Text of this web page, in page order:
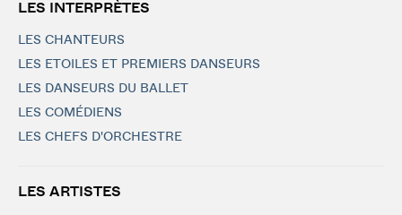
LES INTERPRÈTES
LES CHANTEURS
LES ETOILES ET PREMIERS DANSEURS
LES DANSEURS DU BALLET
LES COMÉDIENS
LES CHEFS D'ORCHESTRE
LES ARTISTES